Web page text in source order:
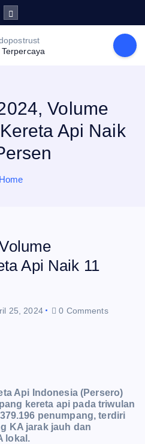
Volume
Api Naik
Home
Api Naik 11
25, 2024 0 Comments
Api Indonesia (Persero)
kereta api pada triwulan
penumpang, terdiri
KA jarak jauh dan
lokal.